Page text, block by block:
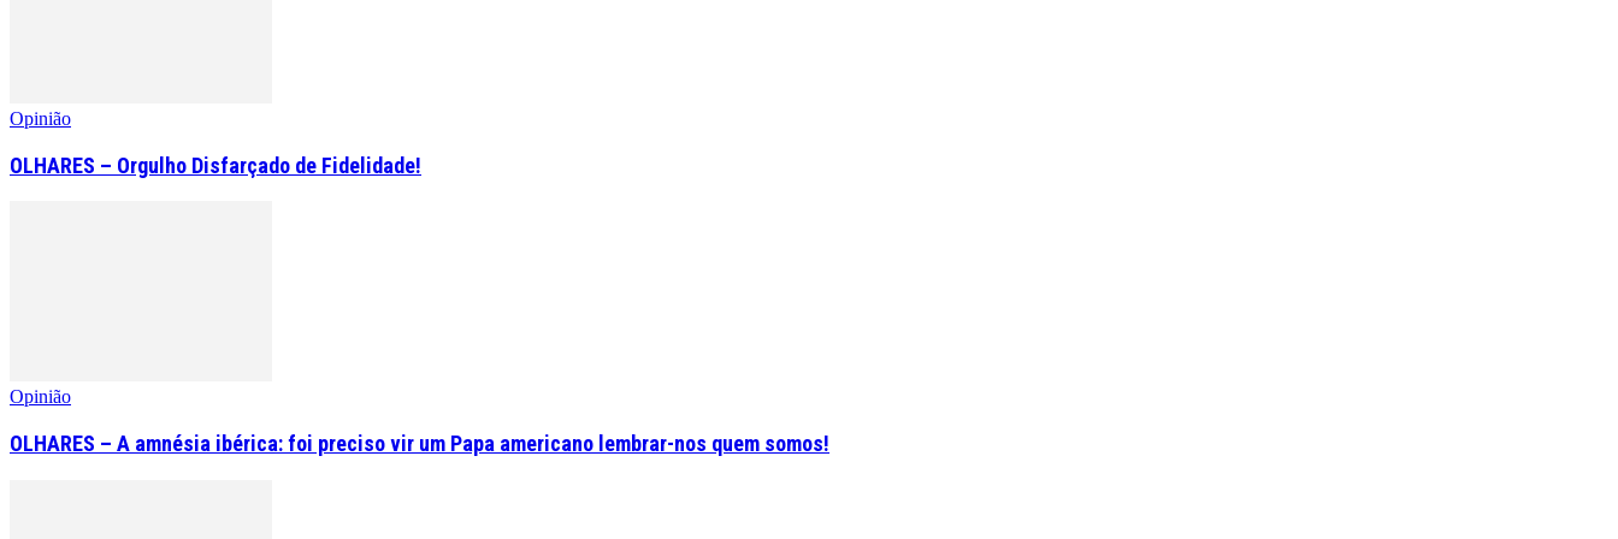
Opinião
OLHARES – Orgulho Disfarçado de Fidelidade!
Opinião
OLHARES – A amnésia ibérica: foi preciso vir um Papa americano lembrar-nos quem somos!